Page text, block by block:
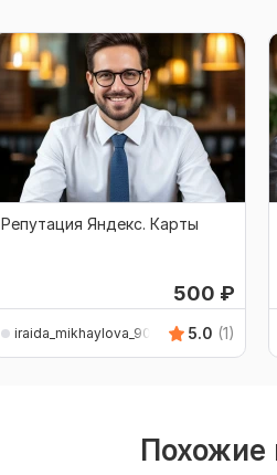
Репутация Яндекс. Карты
500 ₽
iraida_mikhaylova_90 5.0 (1)
Похожие